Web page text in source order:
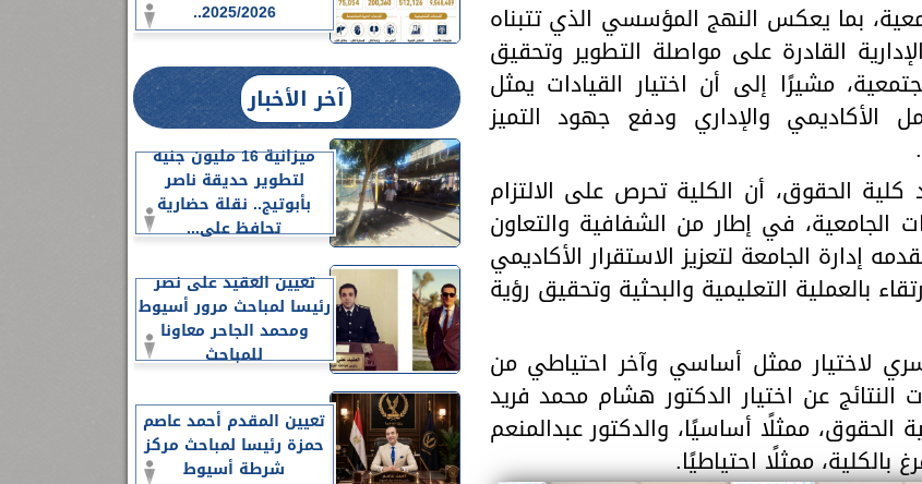
بما يعكس النهج المؤسسي الذي تتبناه
القادرة على مواصلة التطوير وتحقيق
مشيرًا إلى أن اختيار القيادات يمثل
الأكاديمي والإداري ودفع جهود التميز
الحقوق، أن الكلية تحرص على الالتزام
الجامعية، في إطار من الشفافية والتعاون
إدارة الجامعة لتعزيز الاستقرار الأكاديمي
بالعملية التعليمية والبحثية وتحقيق رؤية
لاختيار ممثل أساسي وآخر احتياطي من
عن اختيار الدكتور هشام محمد فريد
الحقوق، ممثلًا أساسيًا، والدكتور عبدالمنعم
بالكلية، ممثلًا احتياطيًا.
2025/2026..
آخر الأخبار
ميزانية 16 مليون جنيه
لتطوير حديقة ناصر
بأبوتيج.. نقلة حضارية
تحافظ على...
تعيين العقيد على نصر
رئيسا لمباحث مرور أسيوط
ومحمد الجاحر معاونا
للمباحث
تعيين المقدم أحمد عاصم
حمزة رئيسا لمباحث مركز
شرطة أسيوط